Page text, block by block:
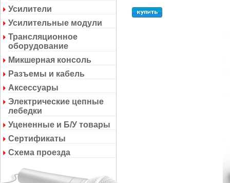
Усилители
Усилительные модули
Трансляционное
оборудование
Микшерная консоль
Разъемы и кабель
Аксессуары
Электрические цепные
лебедки
Уцененные и Б/У товары
Сертификаты
Схема проезда